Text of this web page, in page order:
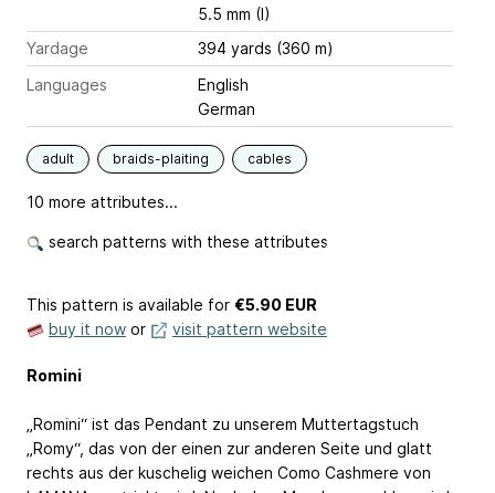
5.5 mm (I)
Yardage
394 yards (360 m)
Languages
English
German
adult braids-plaiting cables
10 more attributes...
search patterns with these attributes
This pattern is available for €5.90 EUR
buy it now or visit pattern website
Romini
„Romini“ ist das Pendant zu unserem Muttertagstuch
„Romy“, das von der einen zur anderen Seite und glatt
rechts aus der kuschelig weichen Como Cashmere von